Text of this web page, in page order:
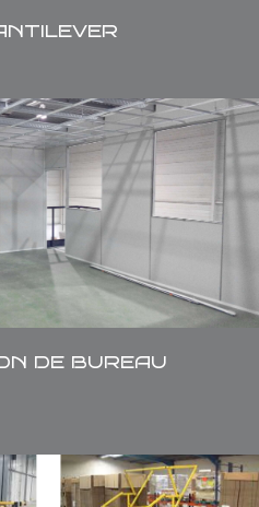
charge vos projets de
Nos cloisons sont
et s’adaptent à toutes
d’espaces de
de bureaux en
DE BUREAU
toute une palette de